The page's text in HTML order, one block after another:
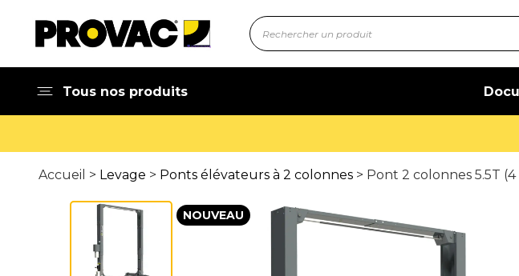
Tous nos produits
Accueil > Levage > Ponts élévateurs à 2 colonnes > Pont 2 colonnes 5.5T
NOUVEAU